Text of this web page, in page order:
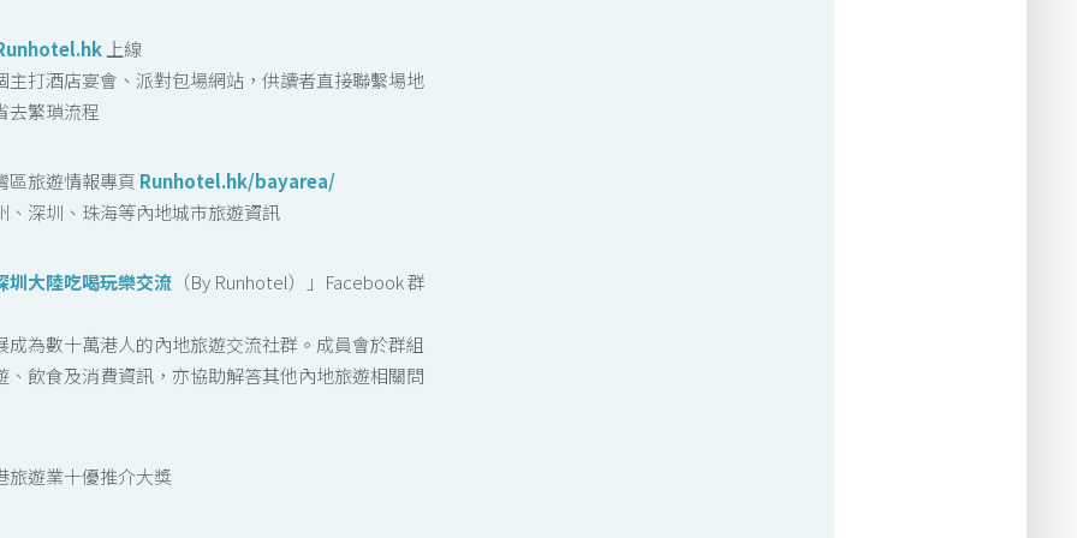
上線
主打酒店宴會、派對包場網站，供讀者直接聯繫場地
去繁瑣流程
區旅遊情報專頁 Runhotel.hk/bayarea/
、深圳、珠海等內地城市旅遊資訊
圳大陸吃喝玩樂交流 （By Runhotel）」Facebook 群
成為數十萬港人的內地旅遊交流社群。成員會於群組
、飲食及消費資訊，亦協助解答其他內地旅遊相關問
旅遊業十優推介大獎